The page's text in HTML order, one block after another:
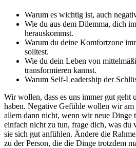
Warum es wichtig ist, auch
Wie du aus dem Dilemma, dich
herauskommst.
Warum du deine Komfortzone
solltest.
Wie du dein Leben von
transformieren kannst.
Warum Self-Leadership der
Wir wollen, dass es uns immer gut geht
haben. Negative Gefühle wollen wir
allem dann nicht, wenn wir neue Dinge
einfach nicht zu tun, frage dich, was du
sie sich gut anfühlen. Ändere die
zu der Person, die die Dinge trotzdem